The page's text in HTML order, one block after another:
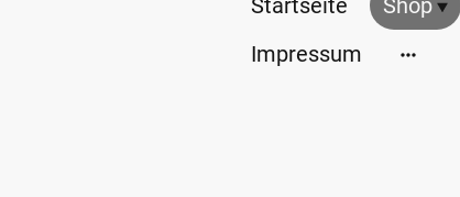
Startseite Shop
Impressum